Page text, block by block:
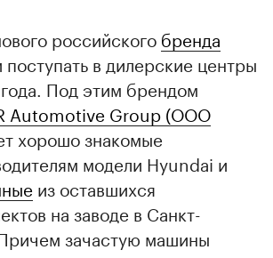
российского бренда
поступать в дилерские центры
Под этим брендом
Automotive Group (ООО
хорошо знакомые
модели Hyundai и
из оставшихся
на заводе в Санкт-
зачастую машины